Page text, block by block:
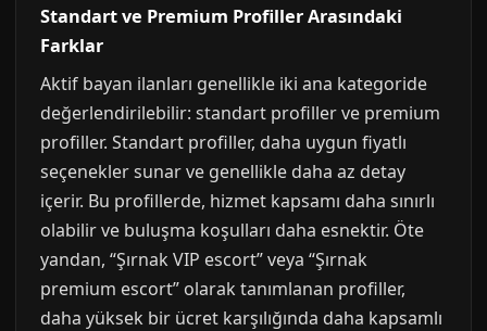
Standart ve Premium Profiller Arasındaki
Farklar
Aktif bayan ilanları genellikle iki ana kategoride
değerlendirilebilir: standart profiller ve premium
profiller. Standart profiller, daha uygun fiyatlı
seçenekler sunar ve genellikle daha az detay
içerir. Bu profillerde, hizmet kapsamı daha sınırlı
olabilir ve buluşma koşulları daha esnektir. Öte
yandan, “Şırnak VIP escort” veya “Şırnak
premium escort” olarak tanımlanan profiller,
daha yüksek bir ücret karşılığında daha kapsamlı